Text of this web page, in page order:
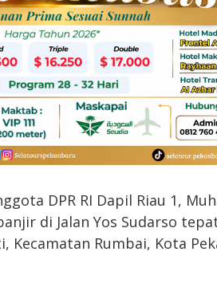
DPR RI Dapil Riau 1,
di Jalan Yos Sudarso
Kecamatan Rumbai, Kota